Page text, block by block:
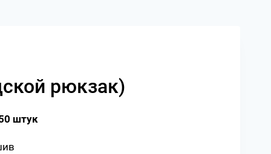
рюкзак)
штук